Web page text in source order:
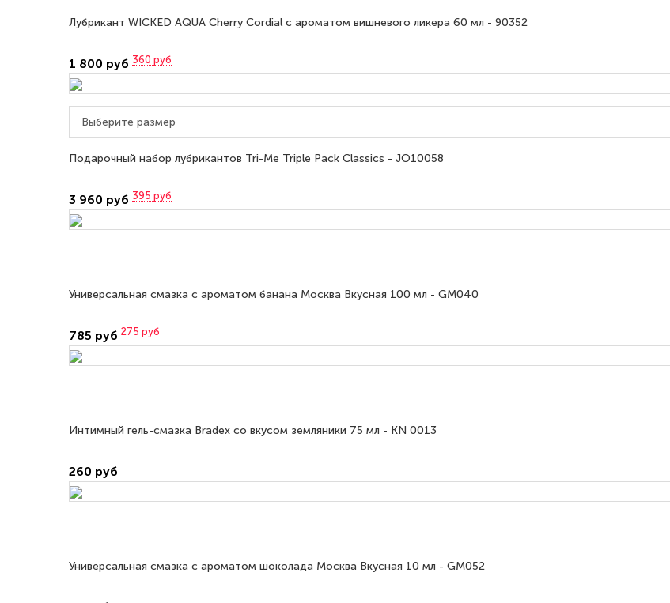
Лубрикант WICKED AQUA Cherry Cordial с ароматом вишневого ликера 60 мл - 90352
1 800 руб 360 руб
Подарочный набор лубрикантов Tri-Me Triple Pack Classics - JO10058
3 960 руб 395 руб
Универсальная смазка с ароматом банана Москва Вкусная 100 мл - GM040
785 руб 275 руб
Интимный гель-смазка Bradex со вкусом земляники 75 мл - KN 0013
260 руб
Универсальная смазка с ароматом шоколада Москва Вкусная 10 мл - GM052